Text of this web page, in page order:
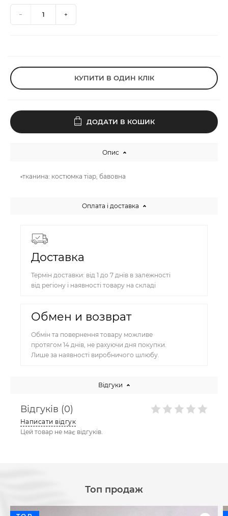
КУПИТИ В ОДИН КЛІК
ДОДАТИ В КОШИК
Опис
▫️тканина: костюмка тіар, бавовна
Оплата і доставка
Доставка
Термін доставки: від 1 до 7 днів в залежності
від регіону і наявності товару на складі
Обмен и возврат
Обмін та повернення товару можливе
протягом 14 днів, не рахуючи дня покупки.
Лише за наявності виробничого шлюбу.
Відгуки
Відгуків (0)
Написати відгук
Цей товар не має відгуків.
Топ продаж